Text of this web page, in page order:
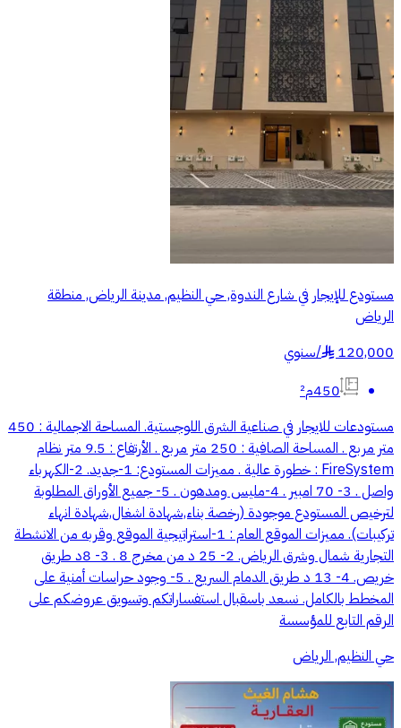
مستودع للإيجار في شارع الندوة, حي النظيم, مدينة الرياض, منطقة
الرياض
120,000
§
/سنوي
450م²
مستودعات للايجار في صناعية الشرق اللوجستية. المساحة الاجمالية : 450
متر مربع . المساحة الصافية : 250 متر مربع . الأرتفاع : 9.5 متر نظام
FireSystem : خطورة عالية . مميزات المستودع: 1-جديد. 2-الكهرباء
واصل . 3- 70 امبير . 4-مليس ومدهون . 5- جميع الأوراق المطلوبة
لترخيص المستودع موجودة (رخصة بناء,شهادة اشغال,شهادة انهاء
تركيبات). مميزات الموقع العام : 1-استراتيجية الموقع وقربه من الانشطة
التجارية شمال وشرق الرياض. 2- 25 د من مخرج 8 . 3- 8د طريق
خريص. 4- 13 د طريق الدمام السريع . 5- وجود حراسات أمنية على
المخطط بالكامل. نسعد باسقبال استفساراتكم وتسويق عروضكم على
الرقم التابع للمؤسسة
حي النظيم, الرياض